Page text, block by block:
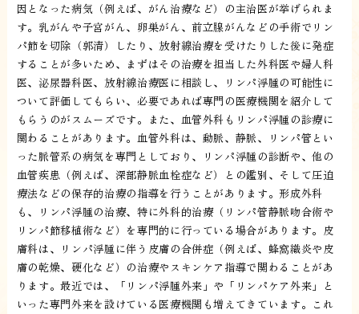
因となった病気（例えば、がん治療など）の主治医が挙げられま
す。乳がんや子宮がん、卵巣がん、前立腺がんなどの手術でリン
パ節を切除（郭清）したり、放射線治療を受けたりした後に発症
することが多いため、まずはその治療を担当した外科医や婦人科
医、泌尿器科医、放射線治療医に相談し、リンパ浮腫の可能性に
ついて評価してもらい、必要であれば専門の医療機関を紹介して
もらうのがスムーズです。また、血管外科もリンパ浮腫の診療に
関わることがあります。血管外科は、動脈、静脈、リンパ管とい
った脈管系の病気を専門としており、リンパ浮腫の診断や、他の
血管疾患（例えば、深部静脈血栓症など）との鑑別、そして圧迫
療法などの保存的治療の指導を行うことがあります。形成外科
も、リンパ浮腫の治療、特に外科的治療（リンパ管静脈吻合術や
リンパ節移植術など）を専門的に行っている場合があります。皮
膚科は、リンパ浮腫に伴う皮膚の合併症（例えば、蜂窩織炎や皮
膚の乾燥、硬化など）の治療やスキンケア指導で関わることがあ
ります。最近では、「リンパ浮腫外来」や「リンパケア外来」と
いった専門外来を設けている医療機関も増えてきています。これ